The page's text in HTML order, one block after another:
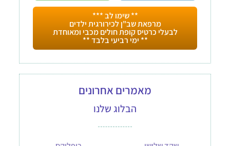
** שימו לב ***
מרפאת שב"ן לכירורגית ילדים
לבעלי כרטיס קופת חולים מכבי ומאוחדת
** ימי רביעי בלבד **
מאמרים אחרונים
הבלוג שלנו